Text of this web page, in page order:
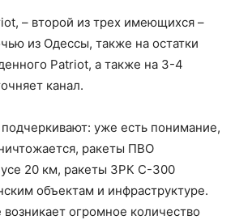
– второй из трех имеющихся –
из Одессы, также на остатки
Patriot, а также на 3-4
канал.
уже есть понимание,
ракеты ПВО
20 км, ракеты ЗРК С-300
объектам и инфраструктуре.
возникает огромное количество